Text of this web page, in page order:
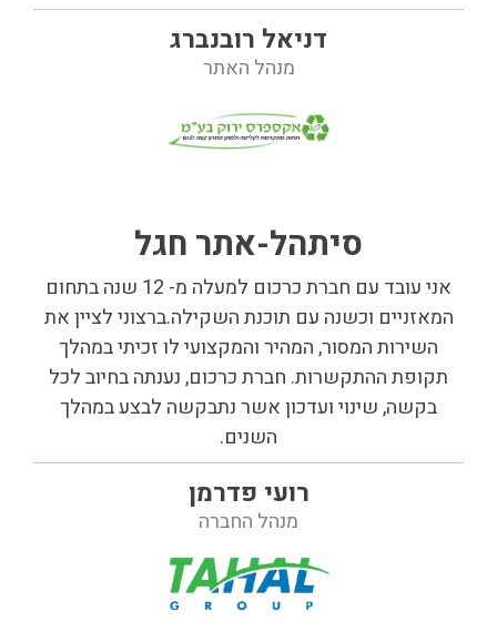
דניאל רובנברג
מנהל האתר
סיתהל-אתר חגל
אני עובד עם חברת כרכום למעלה מ- 12 שנה בתחום
המאזניים וכשנה עם תוכנת השקילה.ברצוני לציין את
השירות המסור, המהיר והמקצועי לו זכיתי במהלך
תקופת ההתקשרות. חברת כרכום, נענתה בחיוב לכל
בקשה, שינוי ועדכון אשר נתבקשה לבצע במהלך
השנים.
רועי פדרמן
מנהל החברה